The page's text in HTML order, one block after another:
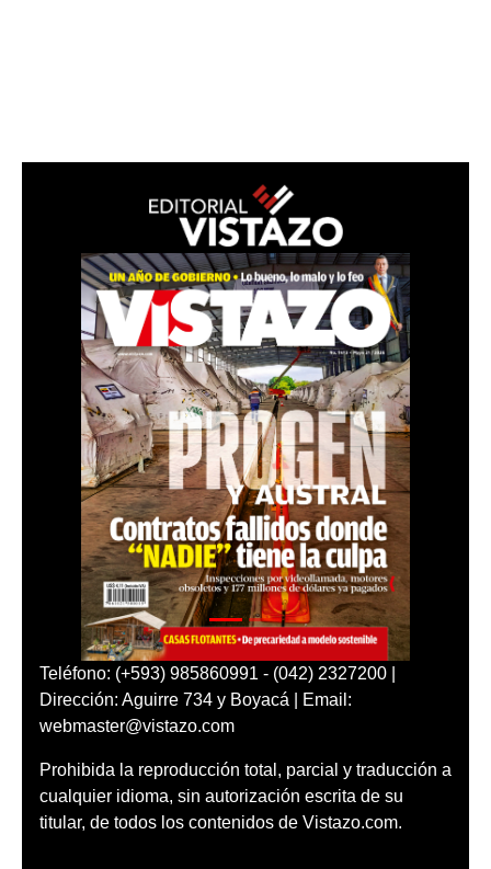
Teléfono: (+593) 985860991 - (042) 2327200 |
Dirección: Aguirre 734 y Boyacá | Email:
webmaster@vistazo.com
Prohibida la reproducción total, parcial y traducción a
cualquier idioma, sin autorización escrita de su
titular, de todos los contenidos de Vistazo.com.